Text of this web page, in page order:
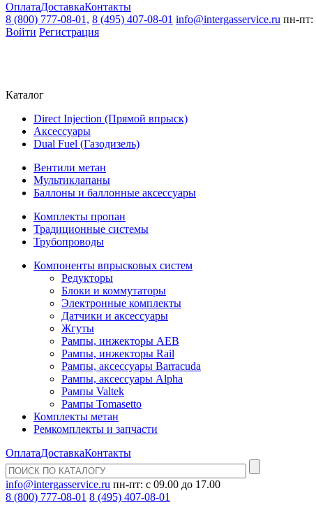
ОплатаДоставкаКонтакты
8 (800) 777-08-01, 8 (495) 407-08-01 info@intergasservice.ru пн-пт:
Войти Регистрация
Каталог
Direct Injection (Прямой впрыск)
Аксессуары
Dual Fuel (Газодизель)
Вентили метан
Мультиклапаны
Баллоны и баллонные аксессуары
Комплекты пропан
Традиционные системы
Трубопроводы
Компоненты впрысковых систем
Редукторы
Блоки и коммутаторы
Электронные комплекты
Датчики и аксессуары
Жгуты
Рампы, инжекторы AEB
Рампы, инжекторы Rail
Рампы, аксессуары Barracuda
Рампы, аксессуары Alpha
Рампы Valtek
Рампы Tomasetto
Комплекты метан
Ремкомплекты и запчасти
ОплатаДоставкаКонтакты
info@intergasservice.ru пн-пт: с 09.00 до 17.00
8 (800) 777-08-01 8 (495) 407-08-01